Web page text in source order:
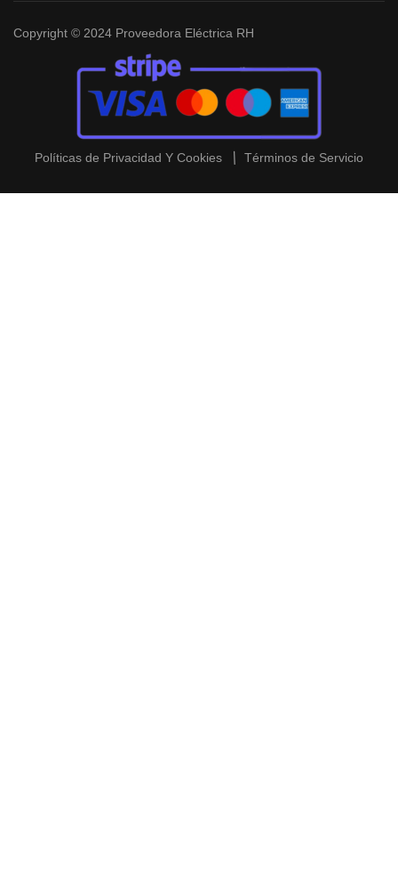
Copyright © 2024 Proveedora Eléctrica RH
Políticas de Privacidad Y Cookies Términos de Servicio